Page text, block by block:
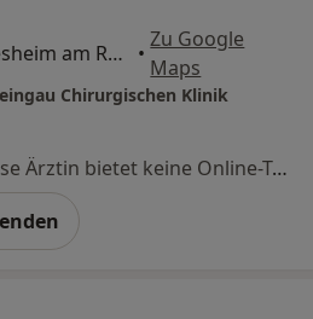
Eibinger Str. 9, Rüdesheim am Rhein •
Zu Google
Maps
Chirurgischen Klinik
Dieser Arzt bzw. diese Ärztin bietet keine Online-Terminbuchung an diesem Standort an.